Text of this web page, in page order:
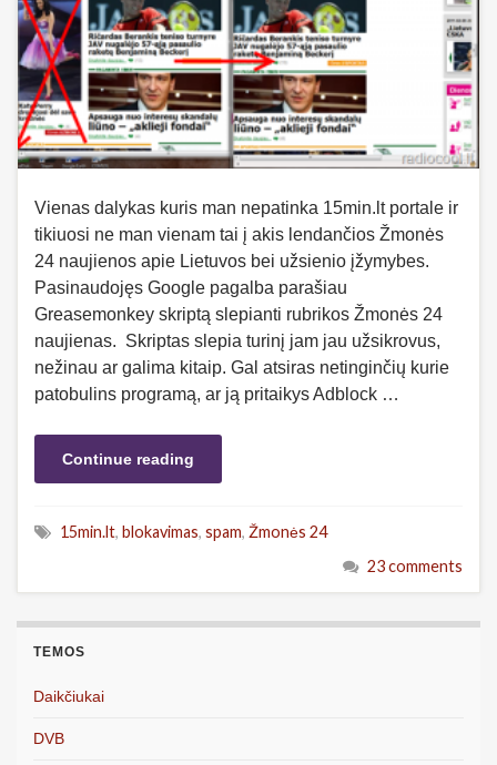
Vienas dalykas kuris man nepatinka 15min.lt portale ir
tikiuosi ne man vienam tai į akis lendančios Žmonės
24 naujienos apie Lietuvos bei užsienio įžymybes.
Pasinaudojęs Google pagalba parašiau
Greasemonkey skriptą slepianti rubrikos Žmonės 24
naujienas. Skriptas slepia turinį jam jau užsikrovus,
nežinau ar galima kitaip. Gal atsiras netinginčių kurie
patobulins programą, ar ją pritaikys Adblock …
Continue reading
15min.lt, blokavimas, spam, Žmonės 24
23 comments
TEMOS
Daikčiukai
DVB